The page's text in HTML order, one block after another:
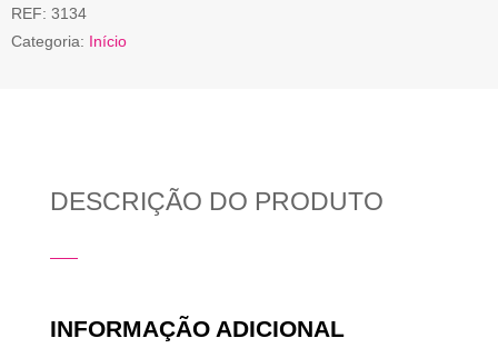
REF: 3134
Categoria: Início
DESCRIÇÃO DO PRODUTO
INFORMAÇÃO ADICIONAL